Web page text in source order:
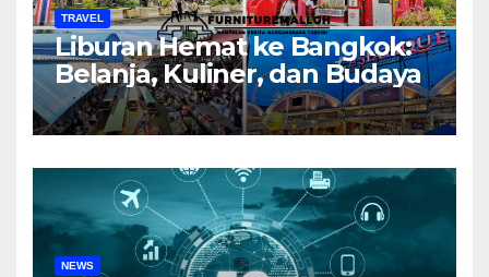
TRAVEL
Liburan Hemat ke Bangkok:
Belanja, Kuliner, dan Budaya
NEWS